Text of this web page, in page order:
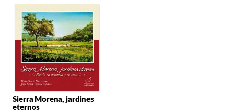
Sierra Morena, jardines
eternos